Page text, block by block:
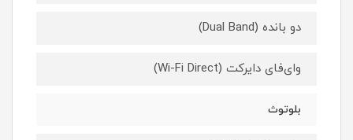
دو بانده (Dual Band)
وای‌فای دایرکت (Wi-Fi Direct)
بلوتوث